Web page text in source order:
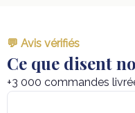
💬 Avis vérifiés
Ce que disent
+3 000 commandes